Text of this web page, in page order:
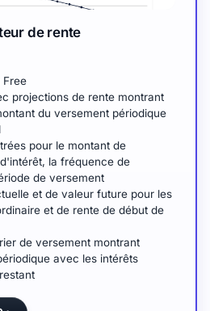
de rente
Free
projections de rente montrant
du versement périodique
pour le montant de
la fréquence de
de versement
et de valeur future pour les
et de rente de début de
de versement montrant
avec les intérêts